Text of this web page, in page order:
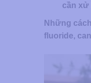
cần xử
Những
fluoride,